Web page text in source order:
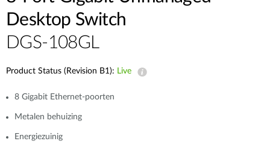
Desktop Switch
DGS-108GL
Product Status (Revision B1): Live
8 Gigabit Ethernet-poorten
Metalen behuizing
Energiezuinig